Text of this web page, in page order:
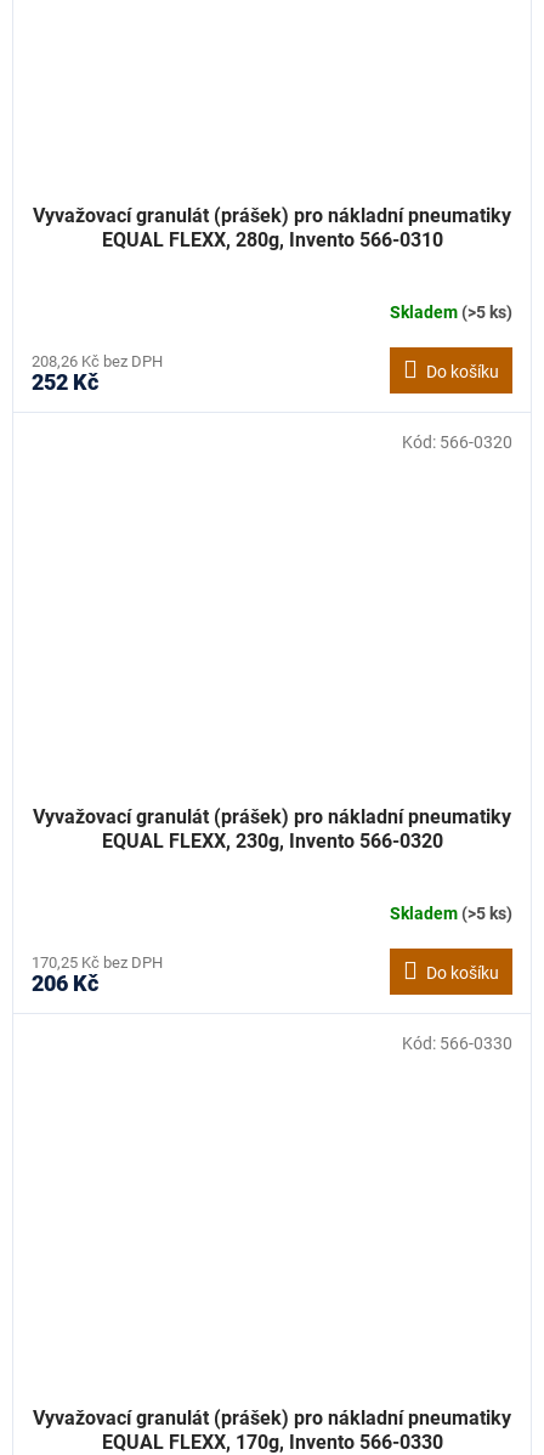
Vyvažovací granulát (prášek) pro nákladní pneumatiky
EQUAL FLEXX, 280g, Invento 566-0310
Skladem(>5 ks)
208,26 Kč bez DPH
252 Kč Do košíku
Vyvažovací granulát (prášek) pro nákladní pneumatiky
EQUAL FLEXX, 230g, Invento 566-0320
Skladem(>5 ks)
170,25 Kč bez DPH
206 Kč Do košíku
Kód: 566-0320
Vyvažovací granulát (prášek) pro nákladní pneumatiky
EQUAL FLEXX, 170g, Invento 566-0330
Kód: 566-0330